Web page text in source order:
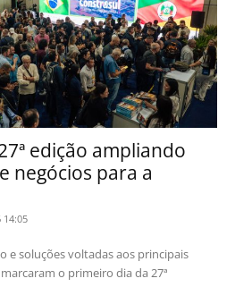
edição ampliando
negócios para a
14:05
e soluções voltadas aos principais
o primeiro dia da 27ª